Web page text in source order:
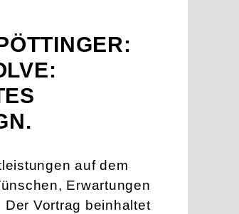
auf dem
Erwartungen
Vortrag beinhaltet